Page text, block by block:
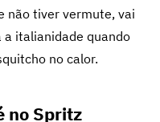
não tiver vermute, vai
a italianidade quando
no calor.
no Spritz